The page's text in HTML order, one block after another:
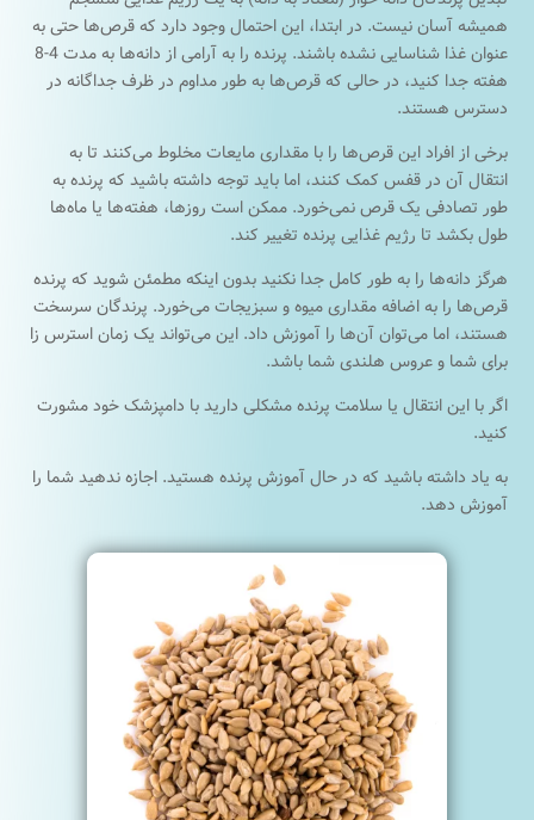
همیشه آسان نیست. در ابتدا، این احتمال وجود دارد که قرص‌ها حتی به
عنوان غذا شناسایی نشده باشند. پرنده را به آرامی از دانه‌ها به مدت 4-8
هفته جدا کنید، در حالی که قرص‌ها به طور مداوم در ظرف جداگانه در
دسترس هستند.
برخی از افراد این قرص‌ها را با مقداری مایعات مخلوط می‌کنند تا به
انتقال آن در قفس کمک کنند، اما باید توجه داشته باشید که پرنده به
طور تصادفی یک قرص نمی‌خورد. ممکن است روزها، هفته‌ها یا ماه‌ها
طول بکشد تا رژیم غذایی پرنده تغییر کند.
هرگز دانه‌ها را به طور کامل جدا نکنید بدون اینکه مطمئن شوید که پرنده
قرص‌ها را به اضافه مقداری میوه و سبزیجات می‌خورد. پرندگان سرسخت
هستند، اما می‌توان آن‌ها را آموزش داد. این می‌تواند یک زمان استرس زا
برای شما و عروس هلندی شما باشد.
اگر با این انتقال یا سلامت پرنده مشکلی دارید با دامپزشک خود مشورت
کنید.
به یاد داشته باشید که در حال آموزش پرنده هستید. اجازه ندهید شما را
آموزش دهد.